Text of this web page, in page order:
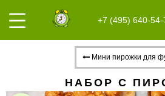
+7 (495) 640-54-
Мини пирожки для
НАБОР С